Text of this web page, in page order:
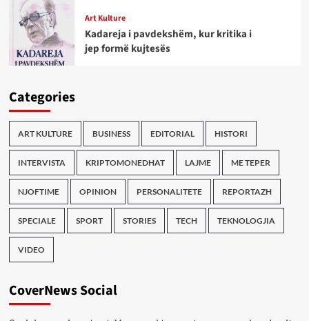
Art Kulture
Kadareja i pavdekshëm, kur kritika i
jep formë kujtesës
Categories
ART KULTURE BUSINESS EDITORIAL HISTORI
INTERVISTA KRIPTOMONEDHAT LAJME ME TEPER
NJOFTIME OPINION PERSONALITETE REPORTAZH
SPECIALE SPORT STORIES TECH TEKNOLOGJIA
VIDEO
CoverNews Social